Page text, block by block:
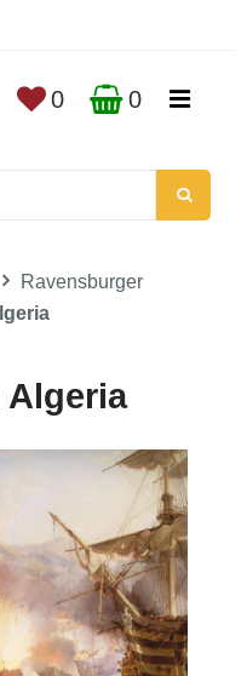
0 0
Ravensburger
Algeria